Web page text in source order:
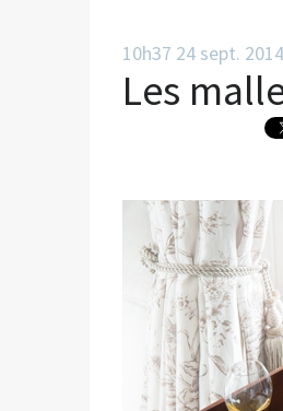
10h37 24 sept. 2014
Les